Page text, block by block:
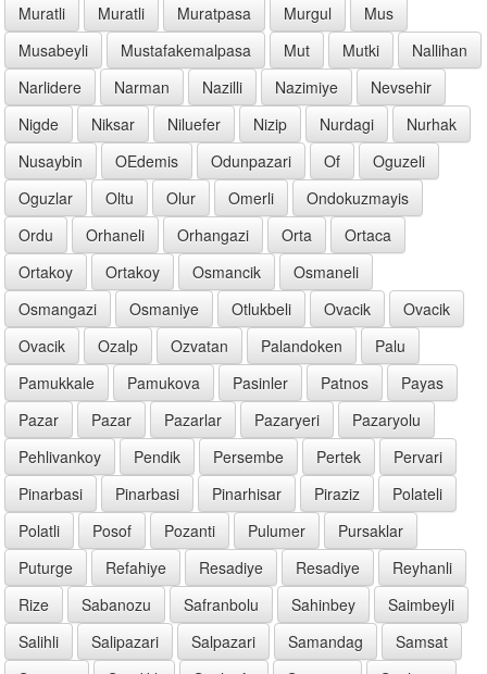
Muratli
Muratli Muratpasa Murgul
Mus
Musabeyli
Mustafakemalpasa Mut Mutki
Nallihan
Narlidere
Narman Nazilli Nazimiye
Nevsehir
Nigde
Niksar Niluefer Nizip Nurdagi
Nurhak
Nusaybin
OEdemis Odunpazari Of
Oguzeli
Oguzlar
Oltu Olur Omerli
Ondokuzmayis
Ordu
Orhaneli Orhangazi Orta
Ortaca
Ortakoy
Ortakoy Osmancik
Osmaneli
Osmangazi
Osmaniye Otlukbeli Ovacik
Ovacik
Ovacik
Ozalp Ozvatan Palandoken
Palu
Pamukkale
Pamukova Pasinler Patnos
Payas
Pazar
Pazar Pazarlar Pazaryeri
Pazaryolu
Pehlivankoy
Pendik Persembe Pertek
Pervari
Pinarbasi
Pinarbasi Pinarhisar Piraziz
Polateli
Polatli
Posof Pozanti Pulumer
Pursaklar
Puturge
Refahiye Resadiye Resadiye
Reyhanli
Rize
Sabanozu Safranbolu Sahinbey
Saimbeyli
Salihli
Salipazari Salpazari Samandag
Samsat